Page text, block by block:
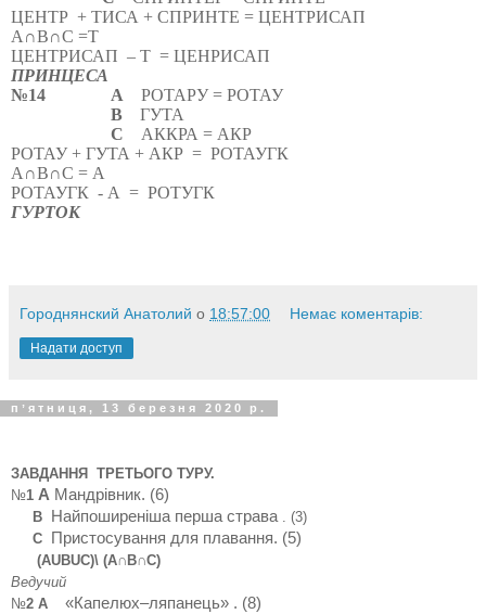
ЦЕНТР + ТИСА + СПРИНТЕ = ЦЕНТРИСАП
А∩В∩С =Т
ЦЕНТРИСАП – Т = ЦЕНРИСАП
ПРИНЦЕСА
№14
А
РОТАРУ = РОТАУ
В
ГУТА
С
АККРА = АКР
РОТАУ + ГУТА + АКР = РОТАУГК
А∩В∩С = А
РОТАУГК - А = РОТУГК
ГУРТОК
Городнянский Анатолий о 18:57:00 Немає коментарів:
Надати доступ
пʼятниця, 13 березня 2020 р.
ЗАВДАННЯ ТРЕТЬОГО ТУРУ.
№1 А Мандрівник. (6)
В Найпоширеніша перша страва . (3)
С
Пристосування для плавання. (5)
(АUВUС)\ (А∩В∩С)
Ведучий
№2 А «Капелюх–ляпанець» . (8)